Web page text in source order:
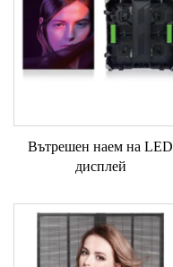
Вътрешен наем на LED
дисплей